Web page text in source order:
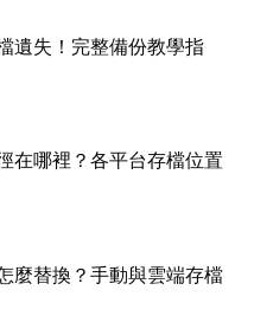
遺失！完整備份教學指
在哪裡？各平台存檔位置
麼替換？手動與雲端存檔